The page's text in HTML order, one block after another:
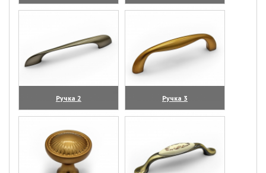
(увеличить)
(увеличить)
Ручка 2
(увеличить)
Ручка 3
(увеличить)